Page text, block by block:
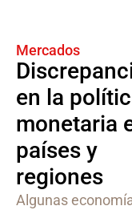
Mercados
en la
monetaria
países y
regiones
Algunas